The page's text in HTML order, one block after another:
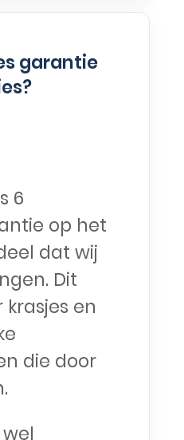
garantie
6
op het
dat wij
Dit
en
die door